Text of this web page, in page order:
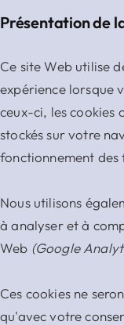
Présentation de
Ce site Web utilise
expérience lorsque
ceux-ci, les cookies
stockés sur votre
fonctionnement des
Nous utilisons
à analyser et à
Web (Google
Ces cookies ne
qu'avec votre